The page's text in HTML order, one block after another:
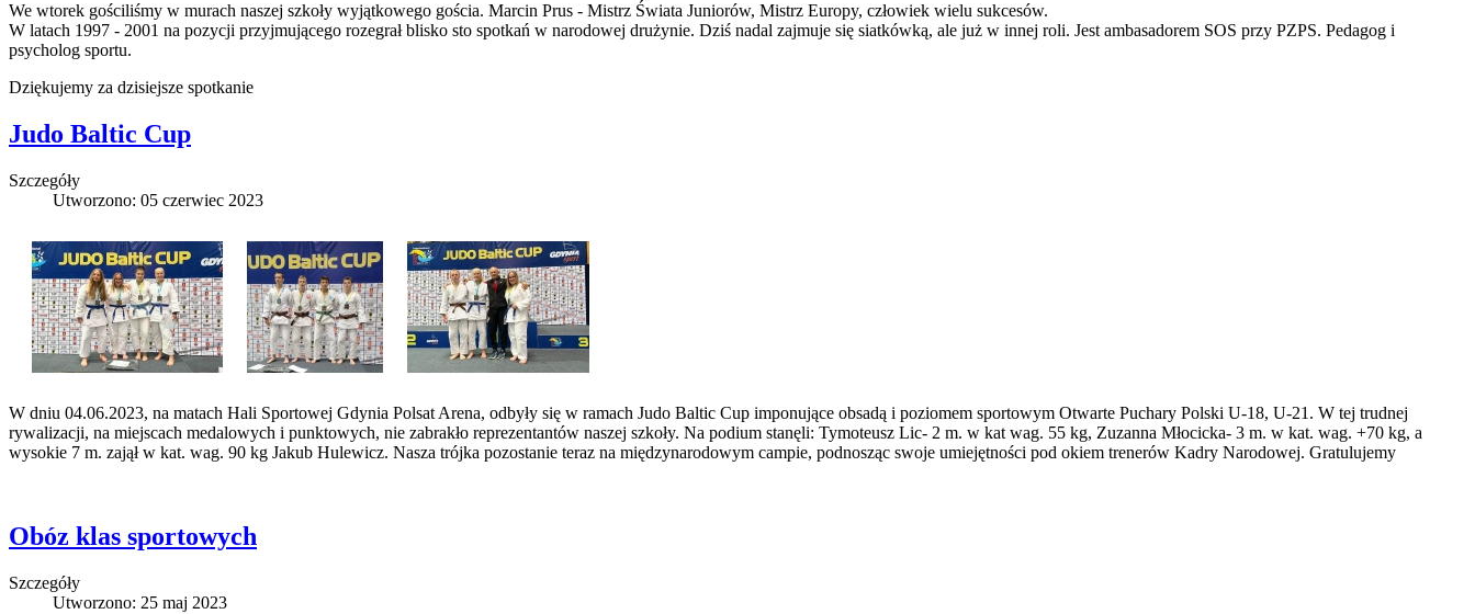
We wtorek gościliśmy w murach naszej szkoły wyjątkowego gościa. Marcin Prus - Mistrz Świata Juniorów, Mistrz Europy, człowiek wielu sukcesów.
W latach 1997 - 2001 na pozycji przyjmującego rozegrał blisko sto spotkań w narodowej drużynie. Dziś nadal zajmuje się siatkówką, ale już w innej roli. Jest ambasadorem SOS przy PZPS. Pedagog i
psycholog sportu.
Dziękujemy za dzisiejsze spotkanie
Judo Baltic Cup
Szczegóły
Utworzono: 05 czerwiec 2023
W dniu 04.06.2023, na matach Hali Sportowej Gdynia Polsat Arena, odbyły się w ramach Judo Baltic Cup imponujące obsadą i poziomem sportowym Otwarte Puchary Polski U-18, U-21. W tej trudnej
rywalizacji, na miejscach medalowych i punktowych, nie zabrakło reprezentantów naszej szkoły. Na podium stanęli: Tymoteusz Lic- 2 m. w kat wag. 55 kg, Zuzanna Młocicka- 3 m. w kat. wag. +70 kg, a
wysokie 7 m. zajął w kat. wag. 90 kg Jakub Hulewicz. Nasza trójka pozostanie teraz na międzynarodowym campie, podnosząc swoje umiejętności pod okiem trenerów Kadry Narodowej. Gratulujemy
Obóz klas sportowych
Szczegóły
Utworzono: 25 maj 2023